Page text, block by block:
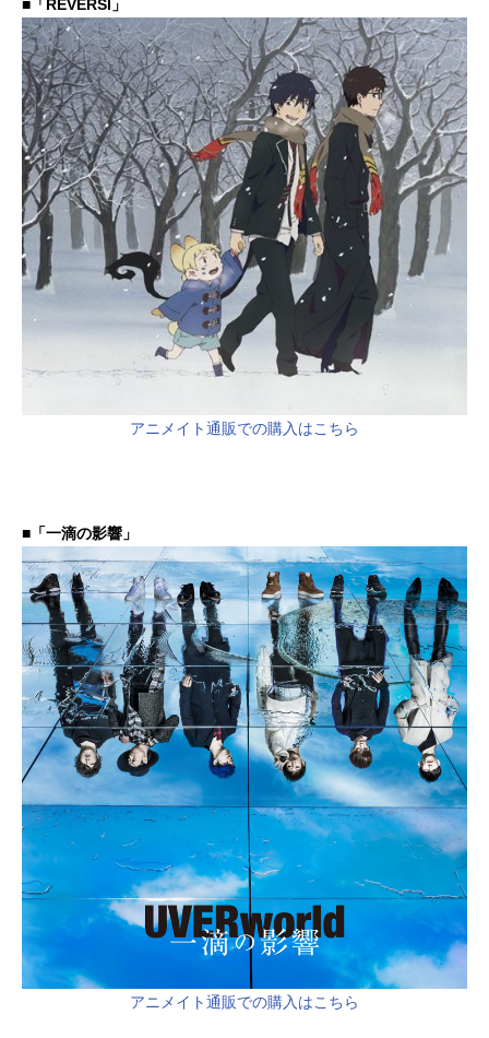
■「REVERSI」
アニメイト通販での購入はこちら
■「一滴の影響」
アニメイト通販での購入はこちら